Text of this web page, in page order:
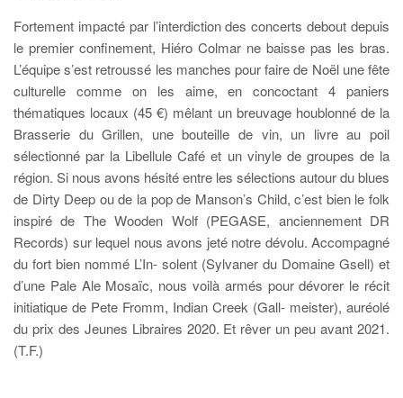
Fortement impacté par l’interdiction des concerts debout depuis
le premier confinement, Hiéro Colmar ne baisse pas les bras.
L’équipe s’est retroussé les manches pour faire de Noël une fête
culturelle comme on les aime, en concoctant 4 paniers
thématiques locaux (45 €) mêlant un breuvage houblonné de la
Brasserie du Grillen, une bouteille de vin, un livre au poil
sélectionné par la Libellule Café et un vinyle de groupes de la
région. Si nous avons hésité entre les sélections autour du blues
de Dirty Deep ou de la pop de Manson’s Child, c’est bien le folk
inspiré de The Wooden Wolf (PEGASE, anciennement DR
Records) sur lequel nous avons jeté notre dévolu. Accompagné
du fort bien nommé L’In- solent (Sylvaner du Domaine Gsell) et
d’une Pale Ale Mosaïc, nous voilà armés pour dévorer le récit
initiatique de Pete Fromm, Indian Creek (Gall- meister), auréolé
du prix des Jeunes Libraires 2020. Et rêver un peu avant 2021.
(T.F.)